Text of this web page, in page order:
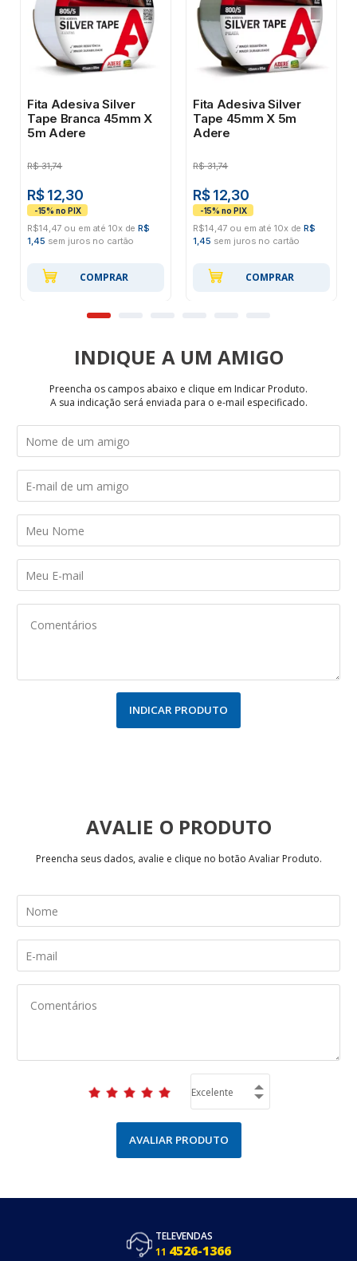
Fita Adesiva Silver
Tape Branca 45mm X
5m Adere
R$ 31,74
R$ 12,30
R$14,47 ou em até 10x deR$
1,45 sem juros no cartão
COMPRAR
Fita Adesiva Silver
Tape 45mm X 5m
Adere
R$ 31,74
R$ 12,30
R$14,47 ou em até 10x deR$
1,45 sem juros no cartão
COMPRAR
INDIQUE
Preencha os campos abaixo e clique em Indicar Produto.
A sua indicação será enviada para o e-mail especificado.
INDICAR PRODUTO
AVALIE
Preencha seus dados, avalie e clique no botão Avaliar Produto.
AVALIAR PRODUTO
TELEVENDAS
11 4526-1366